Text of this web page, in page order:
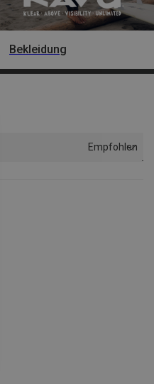
Bekleidung
Empfohlen